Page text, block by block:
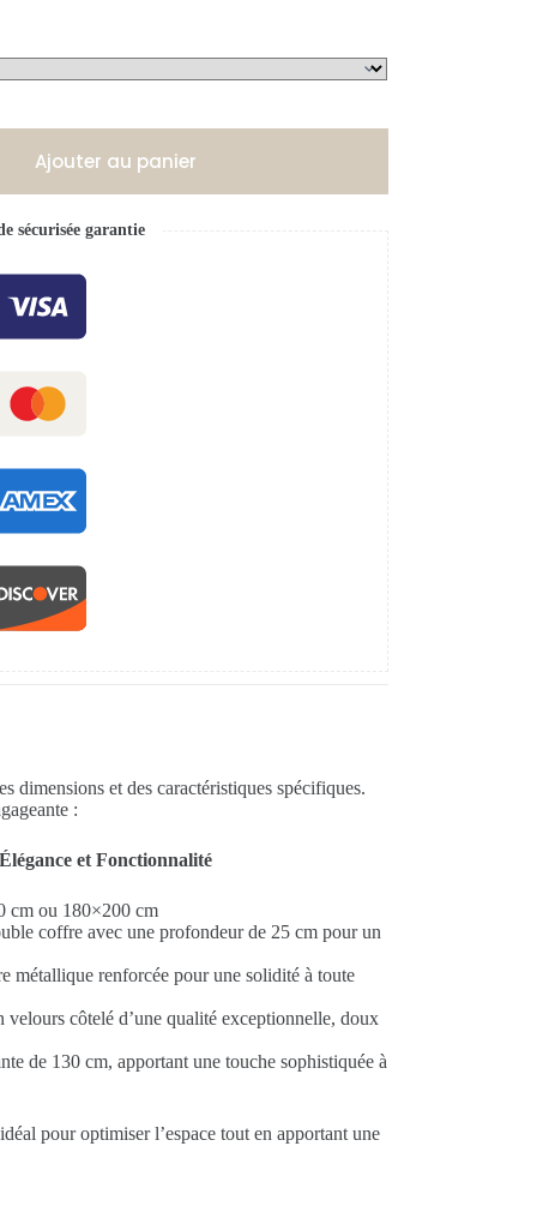
Ajouter au panier
sécurisée garantie
dimensions et des caractéristiques spécifiques.
:
et Fonctionnalité
cm ou 180×200 cm
coffre avec une profondeur de 25 cm pour un
métallique renforcée pour une solidité à toute
velours côtelé d’une qualité exceptionnelle, doux
de 130 cm, apportant une touche sophistiquée à
pour optimiser l’espace tout en apportant une